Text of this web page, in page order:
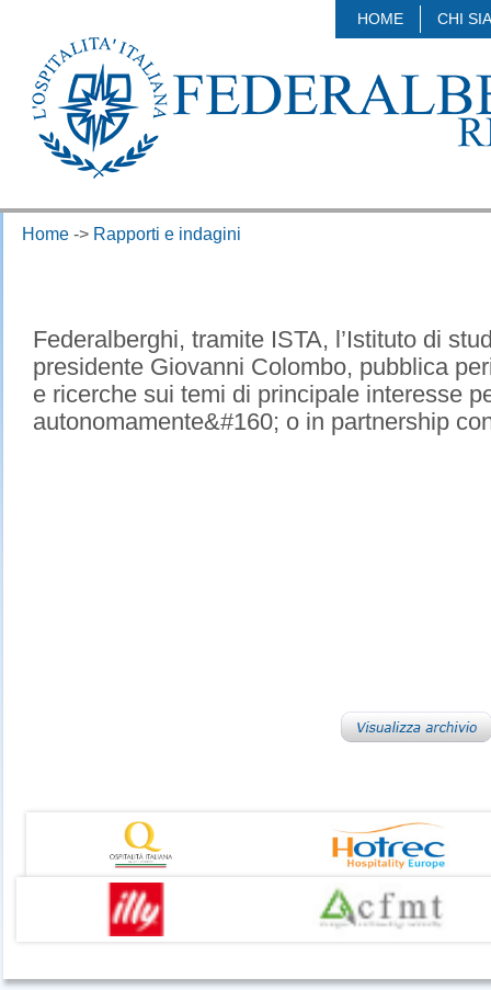
HOME CHI
Home -> Rapporti e indagini
​Federalberghi, tramite ISTA, l’Istituto di
presidente Giovanni Colombo, pubblica
e ricerche sui temi di principale interesse
autonomamente&#160; o in partnership